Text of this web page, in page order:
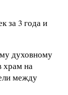
за 3 года и
духовному
храм на
между